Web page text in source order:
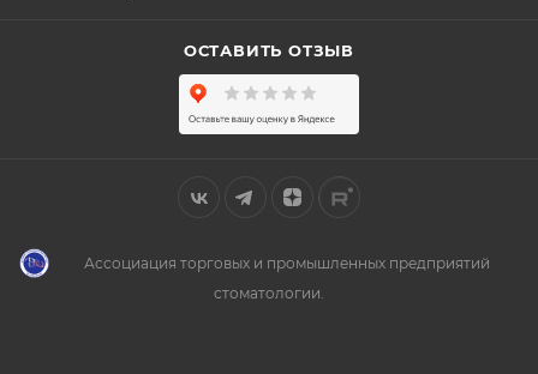
ОСТАВИТЬ ОТЗЫВ
Ассоциация торговых и промышленных предприятий
стоматологии.